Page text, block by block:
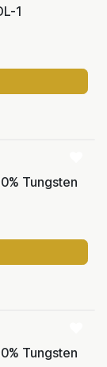
1
Tungsten
Tungsten